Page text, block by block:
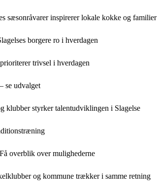
sæsonråvarer inspirerer lokale kokke og familier
borgere ro i hverdagen
trivsel i hverdagen
se udvalget
klubber styrker talentudviklingen i Slagelse
overblik over mulighederne
og kommune trækker i samme retning